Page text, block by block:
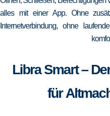
alles mit einer App. Ohne
Internetverbindung, ohne
Libra Smart –
für